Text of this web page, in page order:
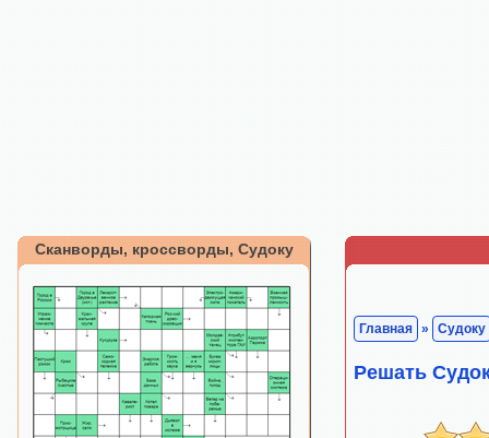
Сканворды, кроссворды, Судоку
Главная » Судоку
Решать